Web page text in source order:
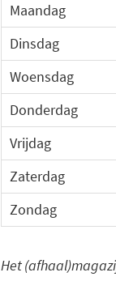
Maandag
Dinsdag
Woensdag
Donderdag
Vrijdag
Zaterdag
Zondag
Het